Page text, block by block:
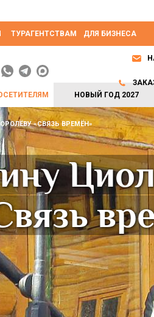
ТУРАГЕНТСТВАМ ДЛЯ БИЗНЕСА
НОВЫЙ ГОД 2027
«СВЯЗЬ ВРЕМЁН»